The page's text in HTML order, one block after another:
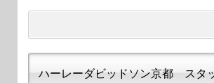
ハーレーダビッドソン京都 スタ